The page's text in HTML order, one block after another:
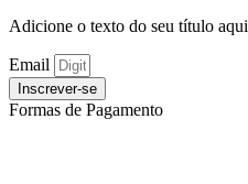
Adicione o texto do seu título aqui
Email
Inscrever-se
Formas de Pagamento